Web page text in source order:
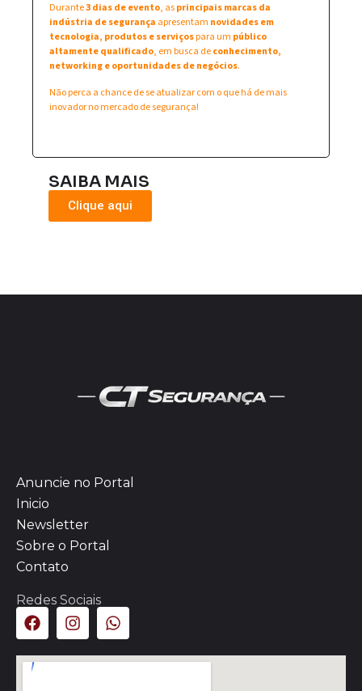
Durante3 dias de evento, asprincipais marcas da
indústria de segurança apresentam novidades em
tecnologia, produtos e serviçospara um público
altamente qualificado, em busca deconhecimento,
networking e oportunidades de negócios.
Não perca a chance de se atualizar com o que há de mais
inovador no mercado de segurança!
SAIBA MAIS
Clique aqui
Anuncie no Portal
Inicio
Newsletter
Sobre o Portal
Contato
Redes Sociais